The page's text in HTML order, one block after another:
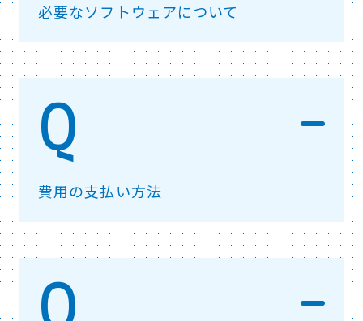
必要なソフトウェアについて
費用の支払い方法